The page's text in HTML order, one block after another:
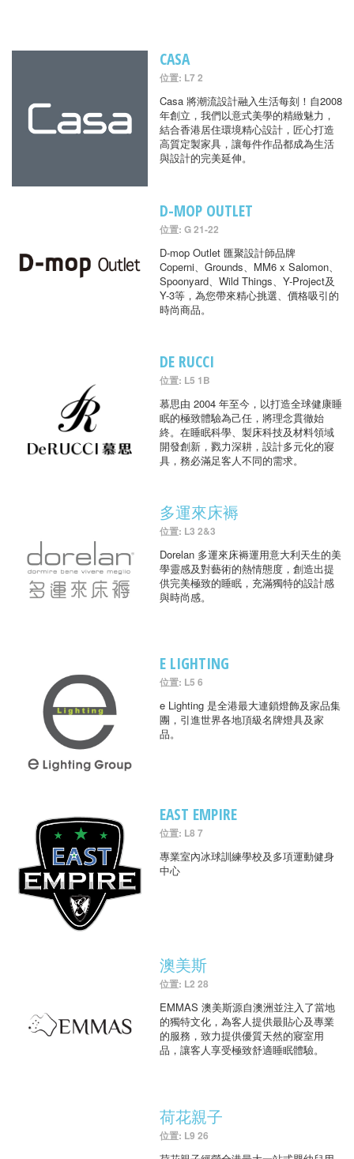
CASA
位置: L7 2
Casa 將潮流設計融入生活每刻！自2008
年創立，我們以意式美學的精緻魅力，
結合香港居住環境精心設計，匠心打造
高質定製家具，讓每件作品都成為生活
與設計的完美延伸。
D-MOP OUTLET
位置: G 21-22
D-mop Outlet 匯聚設計師品牌
Coperni、Grounds、MM6 x Salomon、
Spoonyard、Wild Things、Y-Project及
Y-3等，為您帶來精心挑選、價格吸引的
時尚商品。
DE RUCCI
位置: L5 1B
慕思由 2004 年至今，以打造全球健康睡
眠的極致體驗為己任，將理念貫徹始
終。在睡眠科學、製床科技及材料領域
開發創新，戮力深耕，設計多元化的寢
具，務必滿足客人不同的需求。
多運來床褥
位置: L3 2&3
Dorelan 多運來床褥運用意大利天生的美
學靈感及對藝術的熱情態度，創造出提
供完美極致的睡眠，充滿獨特的設計感
與時尚感。
E LIGHTING
位置: L5 6
e Lighting 是全港最大連鎖燈飾及家品集
團，引進世界各地頂級名牌燈具及家
品。
EAST EMPIRE
位置: L8 7
專業室內冰球訓練學校及多項運動健身
中心
澳美斯
位置: L2 28
EMMAS 澳美斯源自澳洲並注入了當地
的獨特文化，為客人提供最貼心及專業
的服務，致力提供優質天然的寢室用
品，讓客人享受極致舒適睡眠體驗。
荷花親子
位置: L9 26